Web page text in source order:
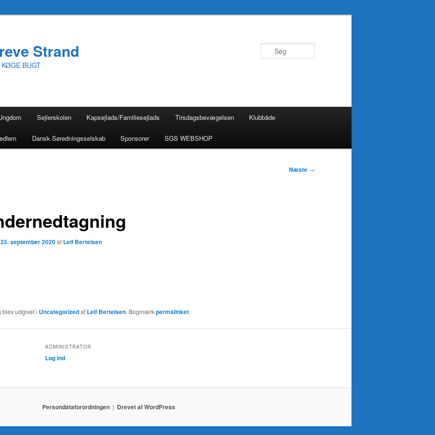
Strand
BUGT
Sejlerskolen Kapsejlads/Familiesejlads Tirsdagsbevægelsen Klubbåde
Dansk Søredningsselskab Sponsorer SGS WEBSHOP
Næste →
25. september 2020af Leif Bertelsen
udgivet i Uncategorizedaf Leif Bertelsen. Bogmærkpermalinket.
ADMINISTRATOR
Log ind
Persondataforordningen Drevet af WordPress